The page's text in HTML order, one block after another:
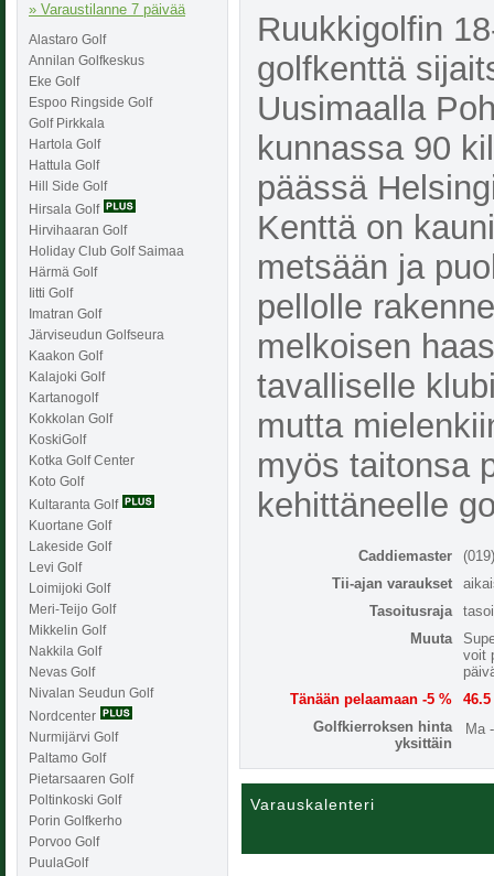
» Varaustilanne 7 päivää
Alastaro Golf
Annilan Golfkeskus
Eke Golf
Espoo Ringside Golf
Golf Pirkkala
Hartola Golf
Hattula Golf
Hill Side Golf
Hirsala Golf
Hirvihaaran Golf
Holiday Club Golf Saimaa
Härmä Golf
Iitti Golf
Imatran Golf
Järviseudun Golfseura
Kaakon Golf
Kalajoki Golf
Kartanogolf
Kokkolan Golf
KoskiGolf
Kotka Golf Center
Koto Golf
Kultaranta Golf
Kuortane Golf
Lakeside Golf
Levi Golf
Loimijoki Golf
Meri-Teijo Golf
Mikkelin Golf
Nakkila Golf
Nevas Golf
Nivalan Seudun Golf
Nordcenter
Nurmijärvi Golf
Paltamo Golf
Pietarsaaren Golf
Poltinkoski Golf
Porin Golfkerho
Porvoo Golf
PuulaGolf
Ruukkigolfin
golfkenttä
Uusimaalla
kunnassa 90
päässä
Kenttä on
metsään ja
pellolle
melkoisen
tavalliselle
mutta
myös taitonsa
kehittäneelle
Caddiemaster
Tii-ajan varaukset
Tasoitusraja
Muuta
voit
Tänään pelaamaan -5 %
46.5
Golfkierroksen hinta
yksittäin
Ma
Varauskalenteri